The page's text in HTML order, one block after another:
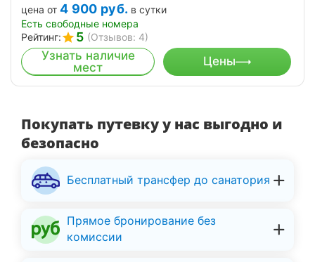
цена от 4 900 руб. в сутки
Есть свободные номера
Рейтинг:
5 (Отзывов: 4)
Узнать наличие
мест
Цены
Покупать путевку у нас выгодно и
безопасно
Бесплатный трансфер до санатория
Прямое бронирование без
комиссии